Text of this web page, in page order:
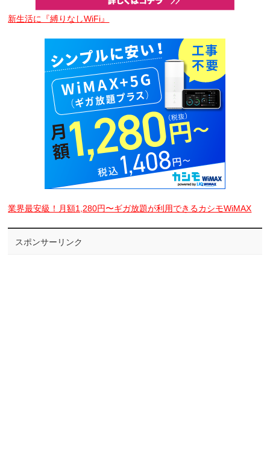
新生活に『縛りなしWiFi』
業界最安級！月額1,280円〜ギガ放題が利用できるカシモWiMAX
スポンサーリンク